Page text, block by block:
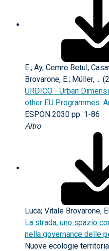
E.; Ay, Cemre Betul;
Brovarone, E.; Müller, ...
URDICO - Urban
other EU Programmes.
ESPON 2030 pp. 1-86
Altro
Luca; Vitale Brovarone,
La strada, uno spazio
nella governance delle
Nuove ecologie